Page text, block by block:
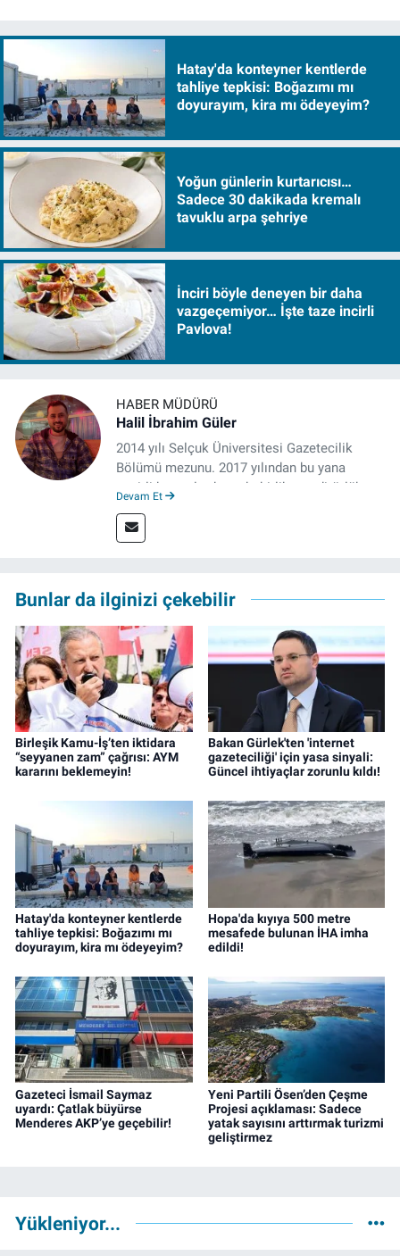
Hatay'da konteyner kentlerde
tahliye tepkisi: Boğazımı mı
doyurayım, kira mı ödeyeyim?
Yoğun günlerin kurtarıcısı…
Sadece 30 dakikada kremalı
tavuklu arpa şehriye
İnciri böyle deneyen bir daha
vazgeçemiyor… İşte taze incirli
Pavlova!
HABER MÜDÜRÜ
Halil İbrahim Güler
2014 yılı Selçuk Üniversitesi Gazetecilik
Bölümü mezunu. 2017 yılından bu yana
çeşitli kurumlarda muhabirlik ve editörlük
müdürü olarak devam ediyor.
Devam Et
Bunlar da ilginizi çekebilir
Birleşik Kamu-İş’ten iktidara
“seyyanen zam” çağrısı: AYM
kararını beklemeyin!
Bakan Gürlek'ten 'internet
gazeteciliği' için yasa sinyali:
Güncel ihtiyaçlar zorunlu kıldı!
Hatay'da konteyner kentlerde
tahliye tepkisi: Boğazımı mı
doyurayım, kira mı ödeyeyim?
Hopa'da kıyıya 500 metre
mesafede bulunan İHA imha
edildi!
Gazeteci İsmail Saymaz
uyardı: Çatlak büyürse
Menderes AKP’ye geçebilir!
Yeni Partili Ösen’den Çeşme
Projesi açıklaması: Sadece
yatak sayısını arttırmak turizmi
geliştirmez
Yükleniyor...